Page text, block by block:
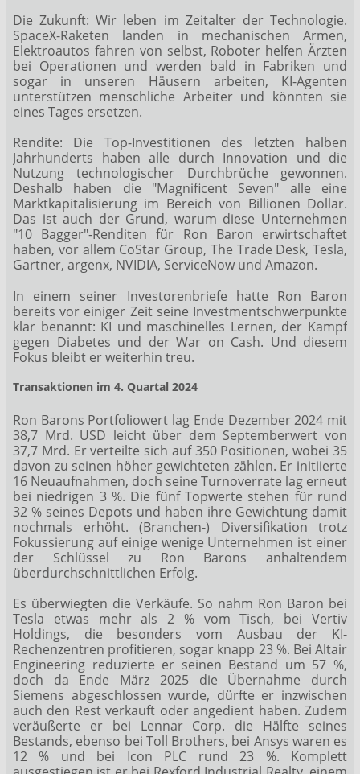
Die Zukunft: Wir leben im Zeitalter der Technologie.
SpaceX-Raketen landen in mechanischen Armen,
Elektroautos fahren von selbst, Roboter helfen Ärzten
bei Operationen und werden bald in Fabriken und
sogar in unseren Häusern arbeiten, KI-Agenten
unterstützen menschliche Arbeiter und könnten sie
eines Tages ersetzen.
Rendite: Die Top-Investitionen des letzten halben
Jahrhunderts haben alle durch Innovation und die
Nutzung technologischer Durchbrüche gewonnen.
Deshalb haben die "Magnificent Seven" alle eine
Marktkapitalisierung im Bereich von Billionen Dollar.
Das ist auch der Grund, warum diese Unternehmen
"10 Bagger"-Renditen für Ron Baron erwirtschaftet
haben, vor allem CoStar Group, The Trade Desk, Tesla,
Gartner, argenx, NVIDIA, ServiceNow und Amazon.
In einem seiner Investorenbriefe hatte Ron Baron
bereits vor einiger Zeit seine Investmentschwerpunkte
klar benannt: KI und maschinelles Lernen, der Kampf
gegen Diabetes und der War on Cash. Und diesem
Fokus bleibt er weiterhin treu.
Transaktionen im 4. Quartal 2024
Ron Barons Portfoliowert lag Ende Dezember 2024 mit
38,7 Mrd. USD leicht über dem Septemberwert von
37,7 Mrd. Er verteilte sich auf 350 Positionen, wobei 35
davon zu seinen höher gewichteten zählen. Er initiierte
16 Neuaufnahmen, doch seine Turnoverrate lag erneut
bei niedrigen 3 %. Die fünf Topwerte stehen für rund
32 % seines Depots und haben ihre Gewichtung damit
nochmals erhöht. (Branchen-) Diversifikation trotz
Fokussierung auf einige wenige Unternehmen ist einer
der Schlüssel zu Ron Barons anhaltendem
überdurchschnittlichen Erfolg.
Es überwiegten die Verkäufe. So nahm Ron Baron bei
Tesla etwas mehr als 2 % vom Tisch, bei Vertiv
Holdings, die besonders vom Ausbau der KI-
Rechenzentren profitieren, sogar knapp 23 %. Bei Altair
Engineering reduzierte er seinen Bestand um 57 %,
doch da Ende März 2025 die Übernahme durch
Siemens abgeschlossen wurde, dürfte er inzwischen
auch den Rest verkauft oder angedient haben. Zudem
veräußerte er bei Lennar Corp. die Hälfte seines
Bestands, ebenso bei Toll Brothers, bei Ansys waren es
12 % und bei Icon PLC rund 23 %. Komplett